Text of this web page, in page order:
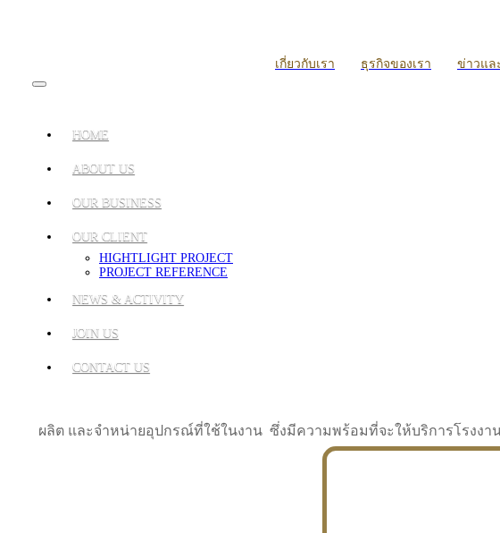
เกี่ยวกับเรา ธุรกิจของเรา ข่าวแล
HOME
ABOUT US
OUR BUSINESS
OUR CLIENT
HIGHTLIGHT PROJECT
PROJECT REFERENCE
NEWS & ACTIVITY
JOIN US
CONTACT US
ผลิต และจำหน่ายอุปกรณ์ที่ใช้ในงาน ซึ่งมีความพร้อมที่จะให้บริการโรงงา